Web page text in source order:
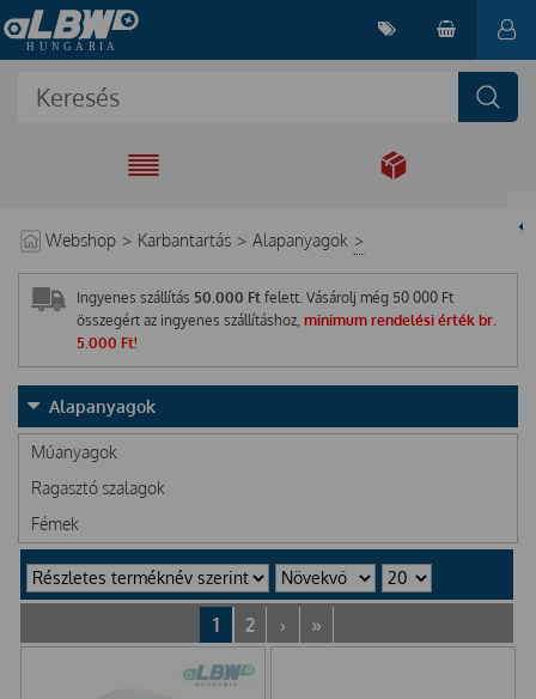
EGYÜTT A
Webshop > Karbantartás > Alapanyagok >
Ingyenes szállítás 50.000 Ft felett. Vásárolj még 50 000 Ft
összegért az ingyenes szállításhoz, minimum rendelési érték br.
5.000 Ft!
Alapanyagok
Műanyagok
Ragasztó szalagok
Fémek
1 2 › »